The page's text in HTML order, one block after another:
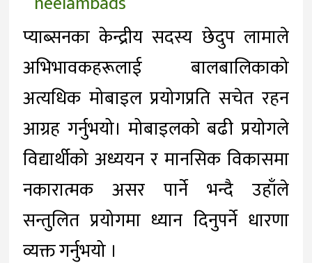
प्याब्सनका केन्द्रीय सदस्य छेदुप लामाले
अभिभावकहरूलाई बालबालिकाको
अत्यधिक मोबाइल प्रयोगप्रति सचेत रहन
आग्रह गर्नुभयो। मोबाइलको बढी प्रयोगले
विद्यार्थीको अध्ययन र मानसिक विकासमा
नकारात्मक असर पार्ने भन्दै उहाँले
सन्तुलित प्रयोगमा ध्यान दिनुपर्ने धारणा
व्यक्त गर्नुभयो ।